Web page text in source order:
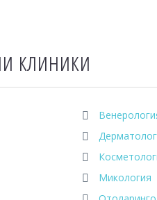
клиники
Микология